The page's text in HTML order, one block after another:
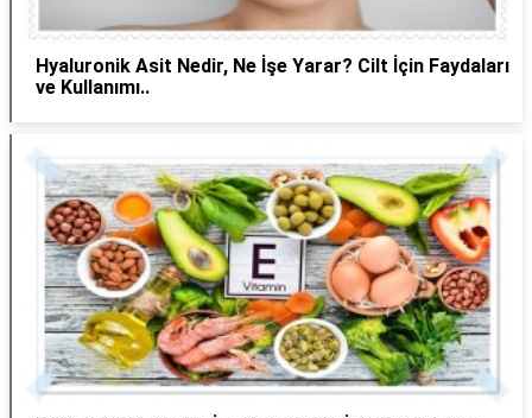
Hyaluronik Asit Nedir, Ne İşe Yarar? Cilt İçin Faydaları
ve Kullanımı..